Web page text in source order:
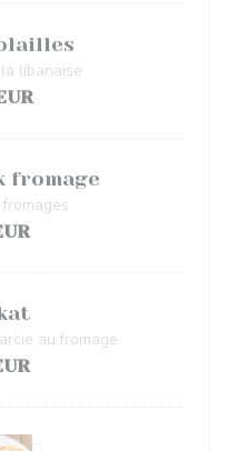
libanaise
fromage
au fromage